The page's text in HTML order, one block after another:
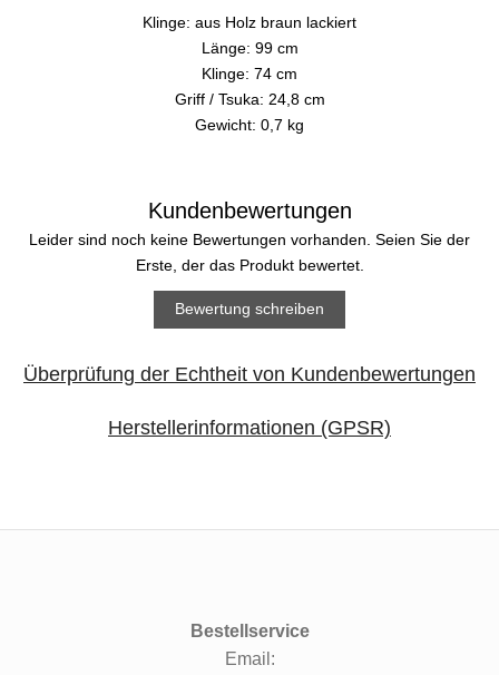
Klinge: aus Holz braun lackiert
Länge: 99 cm
Klinge: 74 cm
Griff / Tsuka: 24,8 cm
Gewicht: 0,7 kg
Kundenbewertungen
Leider sind noch keine Bewertungen vorhanden. Seien Sie der
Erste, der das Produkt bewertet.
Bewertung schreiben
Überprüfung der Echtheit von Kundenbewertungen
Herstellerinformationen (GPSR)
Bestellservice
Email: